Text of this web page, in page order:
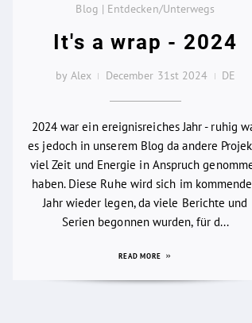
Blog | Entdecken/Unterwegs
It's a wrap - 2024
by Alex December 31st 2024 DE
2024 war ein ereignisreiches Jahr - ruhig
es jedoch in unserem Blog da andere
viel Zeit und Energie in Anspruch
haben. Diese Ruhe wird sich im
Jahr wieder legen, da viele Berichte und
Serien begonnen wurden, für d...
READ MORE